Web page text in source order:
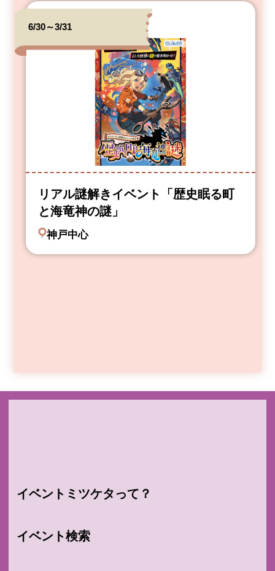
6/30～3/31
リアル謎解きイベント「歴史眠る町
と海竜神の謎」
神戸中心
イベントミツケタって？
イベント検索